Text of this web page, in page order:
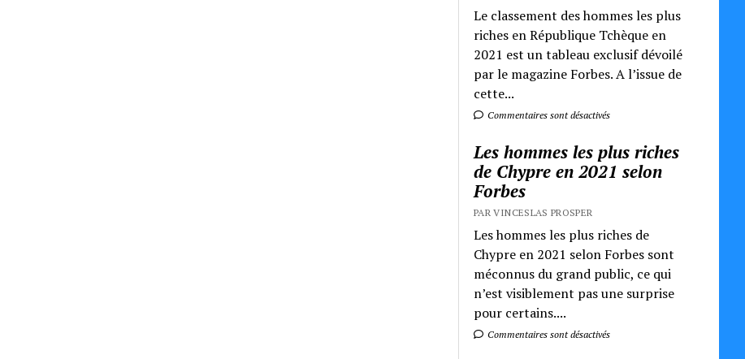
Le classement des hommes les plus
riches en République Tchèque en
2021 est un tableau exclusif dévoilé
par le magazine Forbes. A l’issue de
cette...
Commentaires sont désactivés
Les hommes les plus riches
de Chypre en 2021 selon
Forbes
PAR VINCESLAS PROSPER
Les hommes les plus riches de
Chypre en 2021 selon Forbes sont
méconnus du grand public, ce qui
n’est visiblement pas une surprise
pour certains....
Commentaires sont désactivés